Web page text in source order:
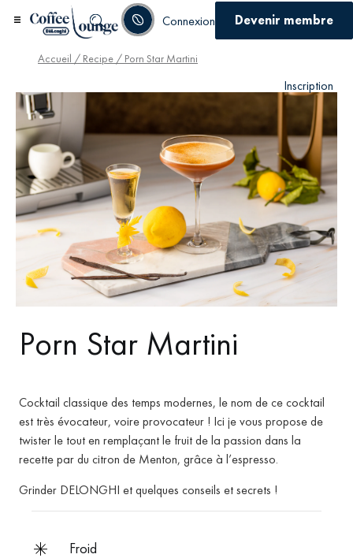
Connexion Devenir membre
Inscription
Accueil / Recipe / Porn Star Martini
Porn Star Martini
Cocktail classique des temps modernes, le nom de ce cocktail
est très évocateur, voire provocateur ! Ici je vous propose de
twister le tout en remplaçant le fruit de la passion dans la
recette par du citron de Menton, grâce à l’espresso.
Grinder DELONGHI et quelques conseils et secrets !
froid